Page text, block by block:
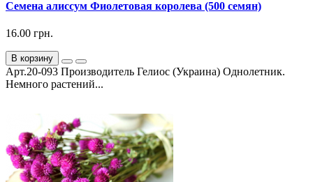
Семена алиссум Фиолетовая королева (500 семян)
16.00 грн.
В корзину
Арт.20-093 Производитель Гелиос (Украина) Однолетник.
Немного растений...